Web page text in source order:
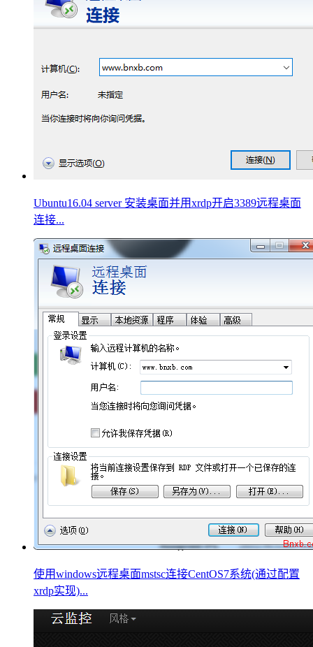
Ubuntu16.04 server 安装桌面并用xrdp开启3389远程桌面
连接...
使用windows远程桌面mstsc连接CentOS7系统(通过配置
xrdp实现)...